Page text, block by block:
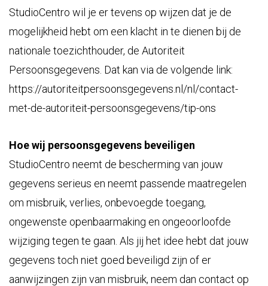
StudioCentro wil je er tevens op wijzen dat je de
mogelijkheid hebt om een klacht in te dienen bij de
nationale toezichthouder, de Autoriteit
Persoonsgegevens. Dat kan via de volgende link:
https://autoriteitpersoonsgegevens.nl/nl/contact-
met-de-autoriteit-persoonsgegevens/tip-ons
Hoe wij persoonsgegevens beveiligen
StudioCentro neemt de bescherming van jouw
gegevens serieus en neemt passende maatregelen
om misbruik, verlies, onbevoegde toegang,
ongewenste openbaarmaking en ongeoorloofde
wijziging tegen te gaan. Als jij het idee hebt dat jouw
gegevens toch niet goed beveiligd zijn of er
aanwijzingen zijn van misbruik, neem dan contact op